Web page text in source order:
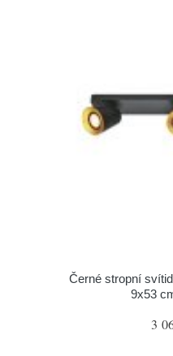
Černé stropní
9x53
3